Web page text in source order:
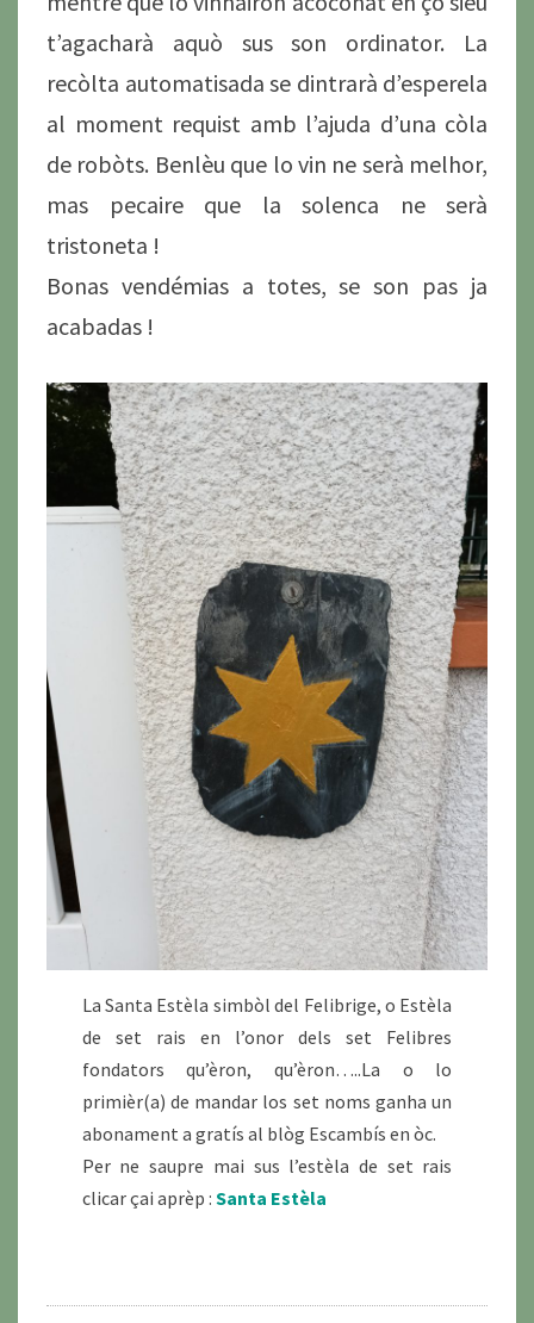
t’agacharà aquò sus son ordinator. La
recòlta automatisada se dintrarà d’esperela
al moment requist amb l’ajuda d’una còla
de robòts. Benlèu que lo vin ne serà melhor,
mas pecaire que la solenca ne serà
tristoneta !
Bonas vendémias a totes, se son pas ja
acabadas !
La Santa Estèla simbòl del Felibrige, o Estèla
de set rais en l’onor dels set Felibres
fondators qu’èron, qu’èron…..La o lo
primièr(a) de mandar los set noms ganha un
abonament a gratís al blòg Escambís en òc.
Per ne saupre mai sus l’estèla de set rais
clicar çai aprèp : Santa Estèla